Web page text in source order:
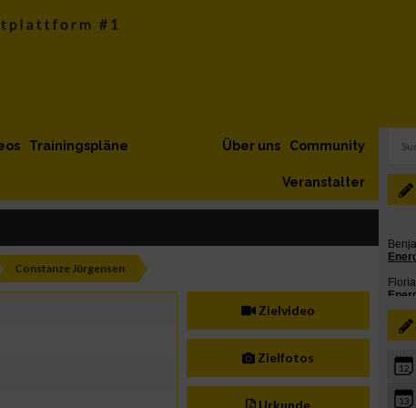
Trainingspläne Community
Über uns
Veranstalter
Constanze Jürgensen
Zielvideo
Zielfotos
Urkunde
12
13